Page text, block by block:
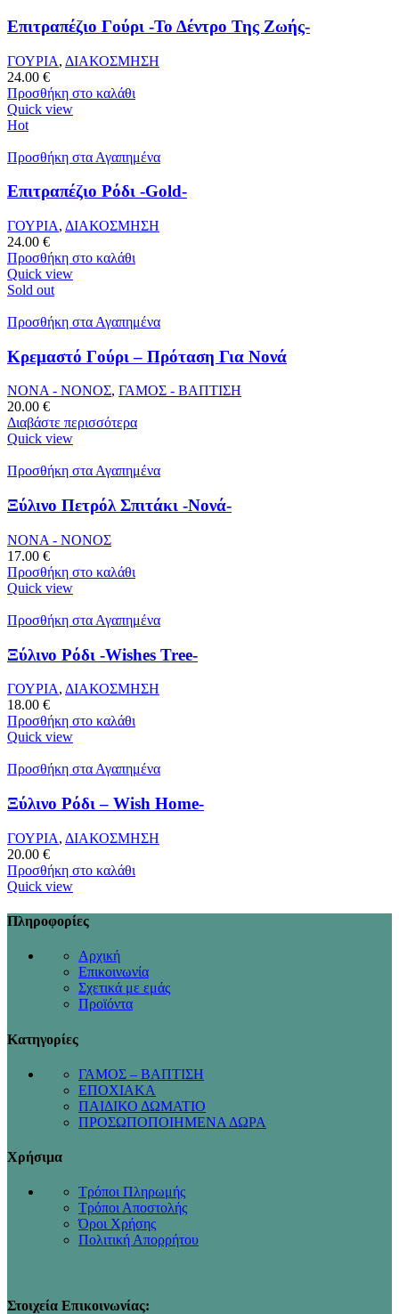
Επιτραπέζιο Γούρι -Το Δέντρο Της Ζωής-
ΓΟΥΡΙΑ, ΔΙΑΚΟΣΜΗΣΗ
24.00 €
Προσθήκη στο καλάθι
Quick view
Hot
Προσθήκη στα Αγαπημένα
Επιτραπέζιο Ρόδι -Gold-
ΓΟΥΡΙΑ, ΔΙΑΚΟΣΜΗΣΗ
24.00 €
Προσθήκη στο καλάθι
Quick view
Sold out
Προσθήκη στα Αγαπημένα
Κρεμαστό Γούρι – Πρόταση Για Νονά
ΝΟΝΑ - ΝΟΝΟΣ, ΓΑΜΟΣ - ΒΑΠΤΙΣΗ
20.00 €
Διαβάστε περισσότερα
Quick view
Προσθήκη στα Αγαπημένα
Ξύλινο Πετρόλ Σπιτάκι -Νονά-
ΝΟΝΑ - ΝΟΝΟΣ
17.00 €
Προσθήκη στο καλάθι
Quick view
Προσθήκη στα Αγαπημένα
Ξύλινο Ρόδι -Wishes Tree-
ΓΟΥΡΙΑ, ΔΙΑΚΟΣΜΗΣΗ
18.00 €
Προσθήκη στο καλάθι
Quick view
Προσθήκη στα Αγαπημένα
Ξύλινο Ρόδι – Wish Home-
ΓΟΥΡΙΑ, ΔΙΑΚΟΣΜΗΣΗ
20.00 €
Προσθήκη στο καλάθι
Quick view
Πληροφορίες
Αρχική
Επικοινωνία
Σχετικά με εμάς
Προϊόντα
Κατηγορίες
ΓΑΜΟΣ – ΒΑΠΤΙΣΗ
ΕΠΟΧΙΑΚΑ
ΠΑΙΔΙΚΟ ΔΩΜΑΤΙΟ
ΠΡΟΣΩΠΟΠΟΙΗΜΕΝΑ ΔΩΡΑ
Χρήσιμα
Τρόποι Πληρωμής
Τρόποι Αποστολής
Όροι Χρήσης
Πολιτική Απορρήτου
Στοιχεία Επικοινωνίας: